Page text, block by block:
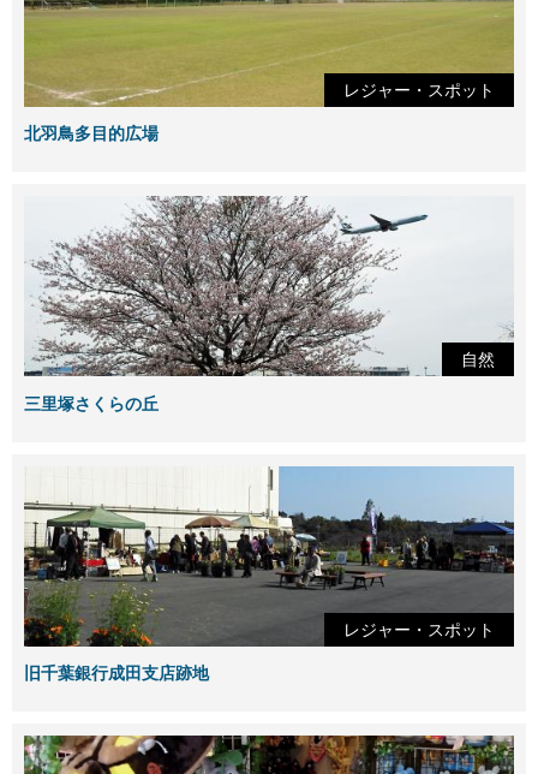
レジャー・スポット
北羽鳥多目的広場
自然
三里塚さくらの丘
レジャー・スポット
旧千葉銀行成田支店跡地